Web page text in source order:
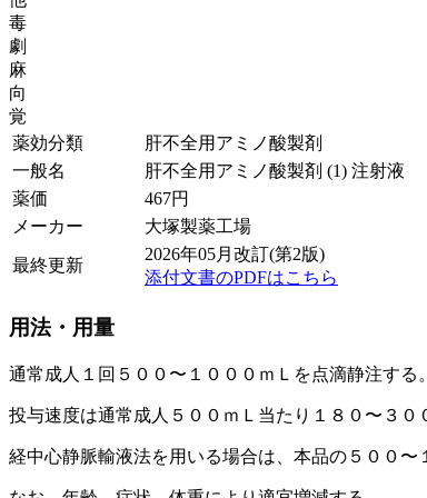
毒
劇
麻
向
覚
薬効分類
肝不全用アミノ酸製剤
一般名
肝不全用アミノ酸製剤 (1) 注射液
薬価
467円
メーカー
大塚製薬工場
最終更新
2026年05月改訂(第2版)
添付文書のPDFはこちら
用法・用量
通常成人１回５００〜１０００ｍＬを点滴静注する。
投与速度は通常成人５００ｍＬ当たり１８０〜３０
経中心静脈輸液法を用いる場合は、本品の５００